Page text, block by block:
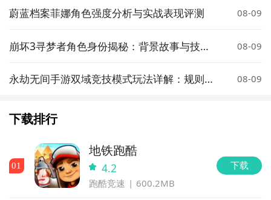
蔚蓝档案菲娜角色强度分析与实战表现评测 08-09
崩坏3寻梦者角色身份揭秘：背景故事与技能
08-09
永劫无间手游双域竞技模式玩法详解：规则、
08-09
下载排行
01
地铁跑酷
4.2
跑酷竞速 600.2MB
下载